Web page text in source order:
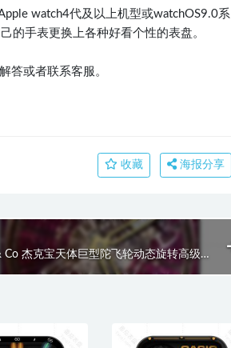
watch4代及以上机型或watchOS9.0系
的手表更换上各种好看个性的表盘。
答或者联系客服。
收藏 海报分享
Co 杰克宝天体巨型陀飞轮动态旋转高级表